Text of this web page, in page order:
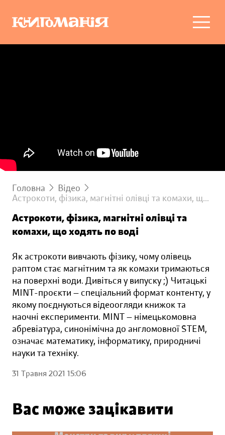
Головна Відео
Астрокоти, фізика, магнітні олівці та комахи, що ходять по воді
Астрокоти, фізика, магнітні олівці та
комахи, що ходять по воді
Як астрокоти вивчають фізику, чому олівець
раптом стає магнітним та як комахи тримаються
на поверхні води. Дивіться у випуску ;) Читацькі
MINT-проєкти — спеціальний формат контенту, у
якому поєднуються відеоогляди книжок та
наочні експерименти. MINT — німецькомовна
абревіатура, синонімічна до англомовної STEM,
означає математику, інформатику, природничі
науки та техніку.
31 Травня 2021 15:06
Вас може зацікавити